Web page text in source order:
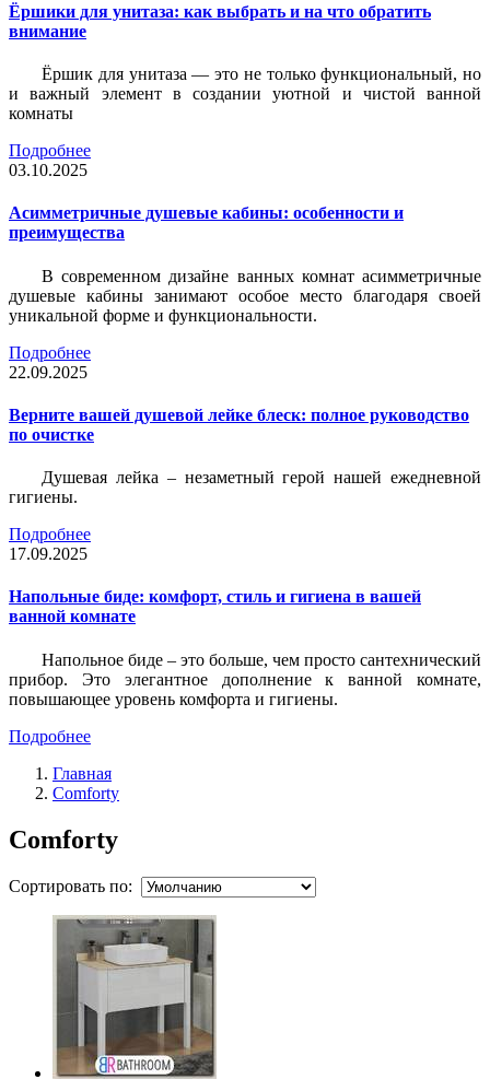
Ёршики для унитаза: как выбрать и на что обратить
внимание
Ёршик для унитаза — это не только функциональный, но
и важный элемент в создании уютной и чистой ванной
комнаты
Подробнее
03.10.2025
Асимметричные душевые кабины: особенности и
преимущества
В современном дизайне ванных комнат асимметричные
душевые кабины занимают особое место благодаря своей
уникальной форме и функциональности.
Подробнее
22.09.2025
Верните вашей душевой лейке блеск: полное руководство
по очистке
Душевая лейка – незаметный герой нашей ежедневной
гигиены.
Подробнее
17.09.2025
Напольные биде: комфорт, стиль и гигиена в вашей
ванной комнате
Напольное биде – это больше, чем просто сантехнический
прибор. Это элегантное дополнение к ванной комнате,
повышающее уровень комфорта и гигиены.
Подробнее
Главная
Comforty
Comforty
Сортировать по: